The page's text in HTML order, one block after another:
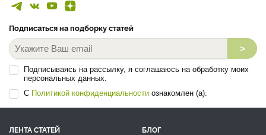
Подписаться на подборку статей
>
Подписываясь на рассылку, я соглашаюсь на обработку моих
персональных данных.
С Политикой конфиденциальности ознакомлен (а).
ЛЕНТА СТАТЕЙ
БЛОГ